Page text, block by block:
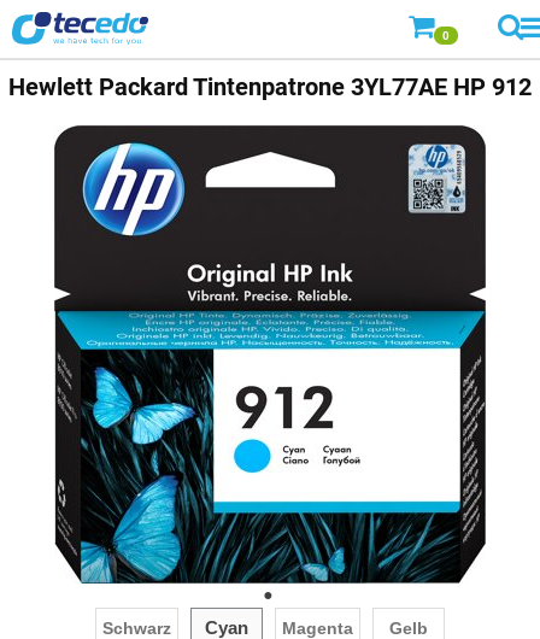
0
Hewlett PackardTintenpatrone 3YL77AE HP 912
Schwarz
Cyan
Magenta
Gelb